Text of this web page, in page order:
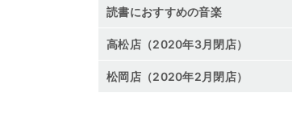
読書におすすめの音楽
高松店（2020年3月閉店）
松岡店（2020年2月閉店）